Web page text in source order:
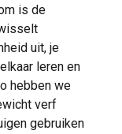
is de
uit, je
leren en
hebben we
verf
gebruiken